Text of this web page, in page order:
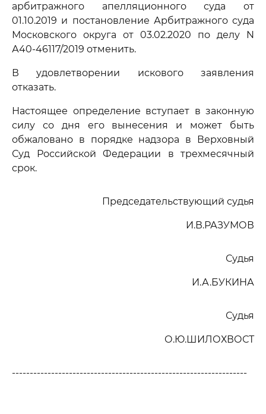
арбитражного апелляционного суда от
01.10.2019 и постановление Арбитражного суда
Московского округа от 03.02.2020 по делу N
А40-46117/2019 отменить.
В удовлетворении искового заявления
отказать.
Настоящее определение вступает в законную
силу со дня его вынесения и может быть
обжаловано в порядке надзора в Верховный
Суд Российской Федерации в трехмесячный
срок.
Председательствующий судья
И.В.РАЗУМОВ
Судья
И.А.БУКИНА
Судья
О.Ю.ШИЛОХВОСТ
------------------------------------------------------------------